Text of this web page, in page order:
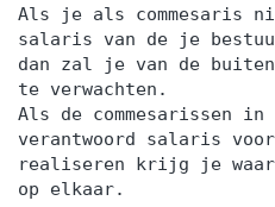
Als je als commesaris
salaris van de je
dan zal je van de
te verwachten.
Als de commesarissen
verantwoord salaris
realiseren krijg je
op elkaar.